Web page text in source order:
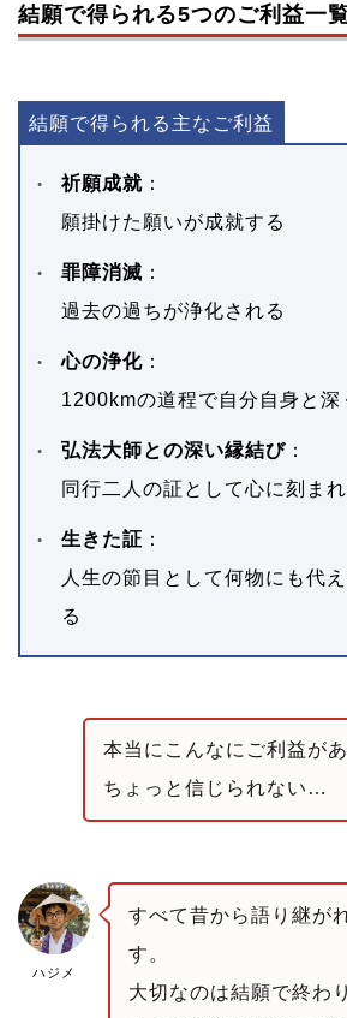
結願で得られる5つのご利益一
結願で得られる主なご利益
祈願成就：
願掛けた願いが成就する
罪障消滅 ：
過去の過ちが浄化される
心の浄化：
1200kmの道程で自分自身と深
弘法大師との深い縁結び：
同行二人の証として心に刻ま
生きた証 ：
人生の節目として何物にも代
る
本当にこんなにご利益が
ちょっと信じられない…
ハジメ
すべて昔から語り継が
す。
大切なのは結願で終わ